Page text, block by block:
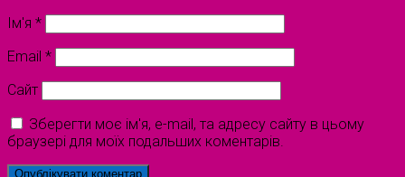
Ім'я *
Email *
Сайт
Зберегти моє ім'я, e-mail, та адресу сайту в цьому
браузері для моїх подальших коментарів.